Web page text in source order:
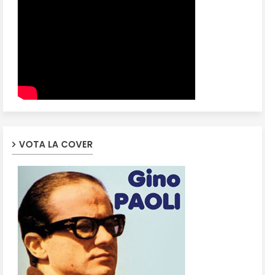
VOTA LA COVER